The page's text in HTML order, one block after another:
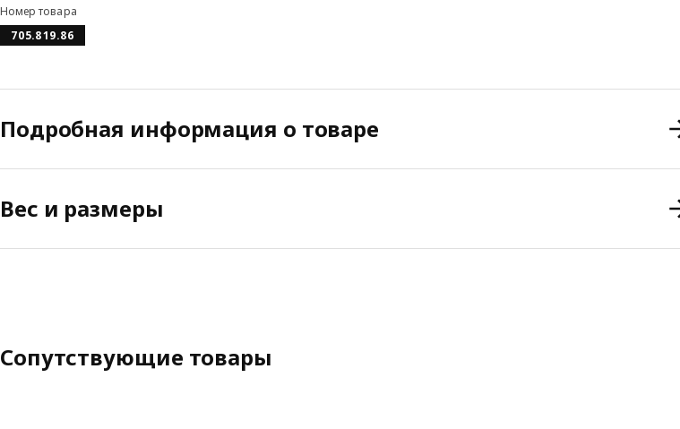
Номер товара
705.819.86
Подробная информация о товаре
Вес и размеры
Сопутствующие товары